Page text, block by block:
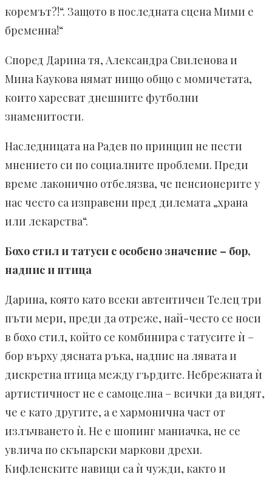
коремът?!“. Защото в последната сцена Мими е
бременна!“
Според Дарина тя, Александра Свиленова и
Мина Каукова нямат нищо общо с момичетата,
които харесват днешните футболни
знаменитости.
Наследницата на Радев по принцип не пести
мнението си по социалните проблеми. Преди
време лаконично отбелязва, че пенсионерите у
нас често са изправени пред дилемата „храна
или лекарства“.
Бохо стил и татуси с особено значение – бор,
надпис и птица
Дарина, която като всеки автентичен Телец три
пъти мери, преди да отреже, най-често се носи
в бохо стил, който се комбинира с татусите ѝ –
бор върху дясната ръка, надпис на лявата и
дискретна птица между гърдите. Небрежната ѝ
артистичност не е самоцелна – всички да видят,
че е като другите, а е хармонична част от
излъчването ѝ. Не е шопинг маниачка, не се
увлича по скъпарски маркови дрехи.
Кифленските навици са ѝ чужди, както и